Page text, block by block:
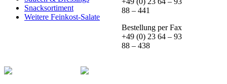
Snacksortiment
Weitere Feinkost-Salate
88 – 441
Bestellung per Fax
+49 (0) 23 64 – 93
88 – 438